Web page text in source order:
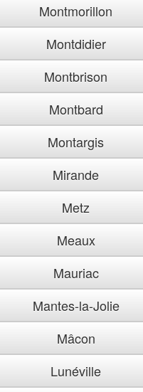
Montmorillon
Montdidier
Montbrison
Montbard
Montargis
Mirande
Metz
Meaux
Mauriac
Mantes-la-Jolie
Mâcon
Lunéville